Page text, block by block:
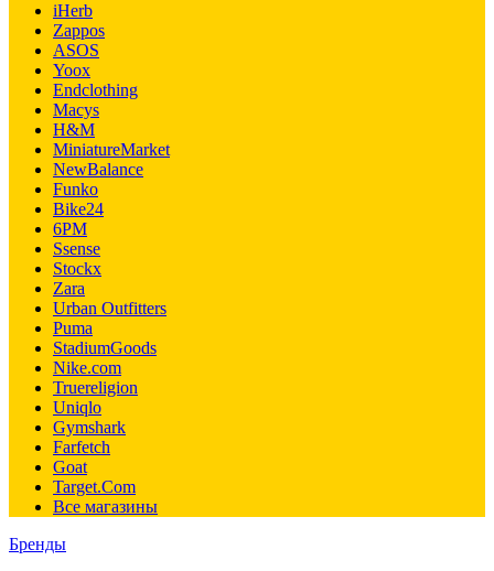
iHerb
Zappos
ASOS
Yoox
Endclothing
Macys
H&M
MiniatureMarket
NewBalance
Funko
Bike24
6PM
Ssense
Stockx
Zara
Urban Outfitters
Puma
StadiumGoods
Nike.com
Truereligion
Uniqlo
Gymshark
Farfetch
Goat
Target.Com
Все магазины
Бренды